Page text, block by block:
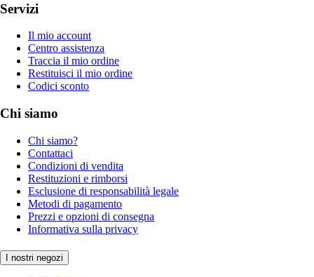
Servizi
Il mio account
Centro assistenza
Traccia il mio ordine
Restituisci il mio ordine
Codici sconto
Chi siamo
Chi siamo?
Contattaci
Condizioni di vendita
Restituzioni e rimborsi
Esclusione di responsabilità legale
Metodi di pagamento
Prezzi e opzioni di consegna
Informativa sulla privacy
I nostri negozi